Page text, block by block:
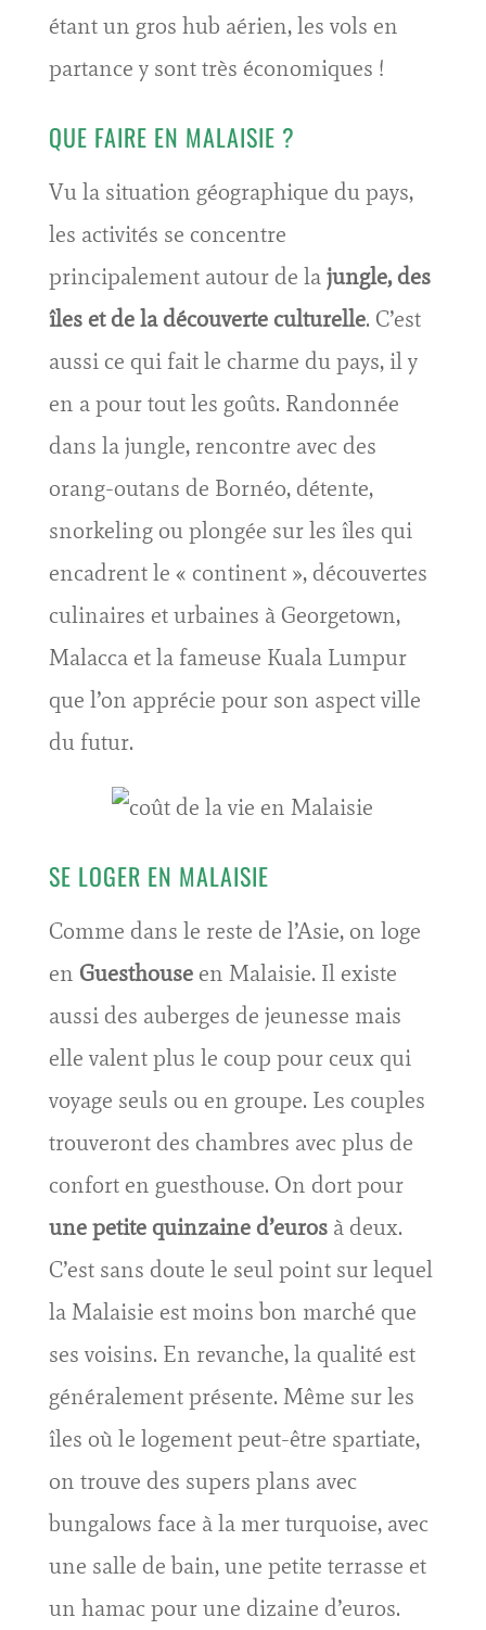
étant un gros hub aérien, les vols en
partance y sont très économiques !
QUE FAIRE EN MALAISIE ?
Vu la situation géographique du pays,
les activités se concentre
principalement autour de lajungle, des
îles et de la découverte culturelle. C’est
aussi ce qui fait le charme du pays, il y
en a pour tout les goûts. Randonnée
dans la jungle, rencontre avec des
orang-outans de Bornéo, détente,
snorkeling ou plongée sur les îles qui
encadrent le « continent », découvertes
culinaires et urbaines à Georgetown,
Malacca et la fameuse Kuala Lumpur
que l’on apprécie pour son aspect ville
du futur.
SE LOGER EN MALAISIE
Comme dans le reste de l’Asie, on loge
en Guesthouseen Malaisie. Il existe
aussi des auberges de jeunesse mais
elle valent plus le coup pour ceux qui
voyage seuls ou en groupe. Les couples
trouveront des chambres avec plus de
confort en guesthouse. On dort pour
une petite quinzaine d’eurosà deux.
C’est sans doute le seul point sur lequel
la Malaisie est moins bon marché que
ses voisins. En revanche, la qualité est
généralement présente. Même sur les
îles où le logement peut-être spartiate,
on trouve des supers plans avec
bungalows face à la mer turquoise, avec
une salle de bain, une petite terrasse et
un hamac pour une dizaine d’euros.